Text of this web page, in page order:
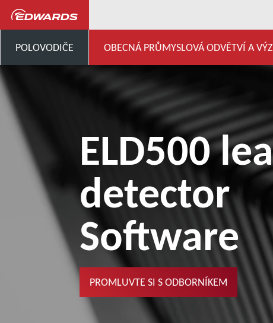
POLOVODIČE OBECNÁ PRŮMYSLOVÁ ODVĚTVÍ A
ELD500
detector
Software
PROMLUVTE SI S ODBORNÍKEM